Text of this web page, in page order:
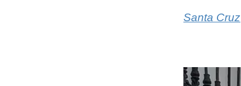
Santa Cruz